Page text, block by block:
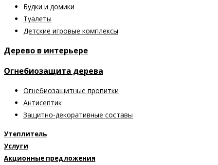
Будки и домики
Туалеты
Детские игровые комплексы
Дерево в интерьере
Огнебиозащита дерева
Огнебиозащитные пропитки
Антисептик
Защитно-декоративные составы
Утеплитель
Услуги
Акционные предложения